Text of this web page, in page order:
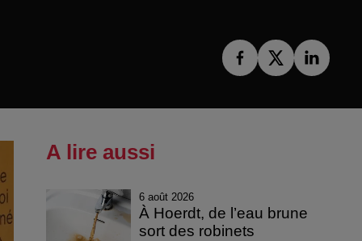
A lire aussi
6 août 2026
À Hoerdt, de l’eau brune
sort des robinets